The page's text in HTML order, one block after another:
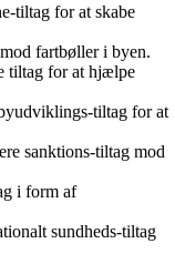
tiltag for at skabe
fartbøller i byen.
tiltag for at hjælpe
tiltag for at
sanktions-tiltag mod
i form af
sundheds-tiltag